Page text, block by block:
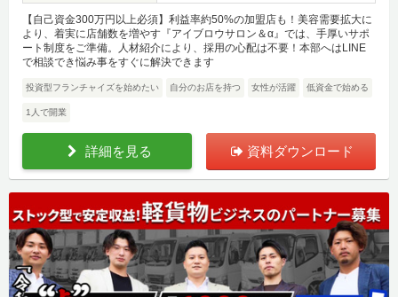
【自己資金300万円以上必須】利益率約50%の加盟店も！美容需要拡大に
より、着実に店舗数を増やす『アイブロウサロン＆α』では、手厚いサポ
ート制度をご準備。人材紹介により、採用の心配は不要！本部へはLINE
で相談でき悩み事をすぐに解決できます
投資型フランチャイズを始めたい 自分のお店を持つ 女性が活躍 低資金で始める
1人で開業
詳細を見る 資料ダウンロード